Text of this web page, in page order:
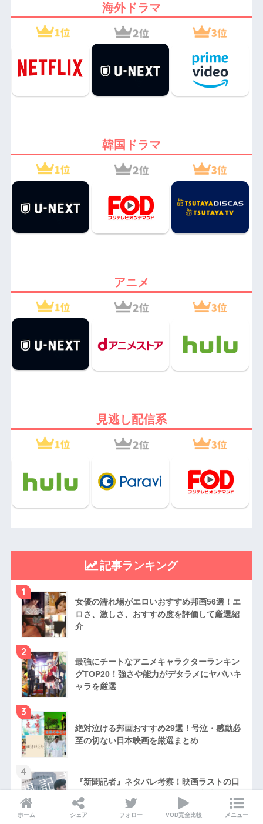
海外ドラマ
韓国ドラマ
アニメ
見逃し配信系
記事ランキング
1
女優の濡れ場がエロいおすすめ邦画56選！エ
ロさ、激しさ、おすすめ度を評価して厳選紹
介
2
最強にチートなアニメキャラクターランキン
グTOP20！強さや能力がデタラメにヤバいキ
ャラを厳選
3
絶対泣ける邦画おすすめ29選！号泣・感動必
至の切ない日本映画を厳選まとめ
4
『新聞記者』ネタバレ考察！映画ラストの口
られていた？
ホーム シェア フォロー VOD完全比較 メニュー